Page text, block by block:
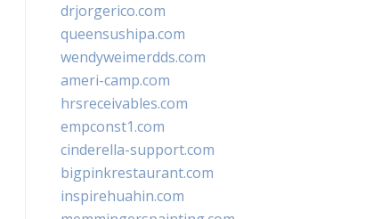
drjorgerico.com
queensushipa.com
wendyweimerdds.com
ameri-camp.com
hrsreceivables.com
empconst1.com
cinderella-support.com
bigpinkrestaurant.com
inspirehuahin.com